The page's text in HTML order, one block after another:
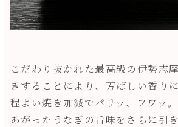
こだわり抜かれた最高級の伊勢志
きすることにより、芳ばしい香り
程よい焼き加減でパリッ、フワッ
あがったうなぎの旨味をさらに引